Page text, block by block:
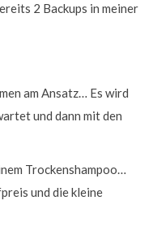
2 Backups in meiner
am Ansatz… Es wird
und dann mit den
Trockenshampoo…
und die kleine